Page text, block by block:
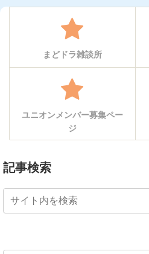
まどドラ雑談所
ユニオンメンバー募集ペー
ジ
記事検索